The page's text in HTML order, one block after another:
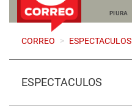
PIURA
CORREO > ESPECTACULOS
ESPECTÁCULOS